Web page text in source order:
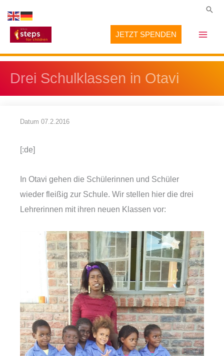
Inhalt
springen
JETZT SPENDEN
Drei Schulklassen in Otavi
Datum 07.2.2016
[:de]
In Otavi gehen die Schülerinnen und Schüler
wieder fleißig zur Schule. Wir stellen hier die drei
Lehrerinnen mit ihren neuen Klassen vor: